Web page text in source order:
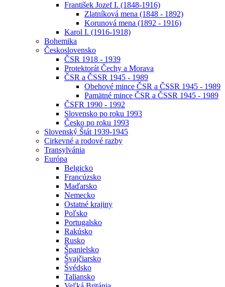
František Jozef I. (1848-1916)
Zlatníková mena (1848 - 1892)
Korunová mena (1892 - 1916)
Karol I. (1916-1918)
Bohemika
Československo
ČSR 1918 - 1939
Protektorát Čechy a Morava
ČSR a ČSSR 1945 - 1989
Obehové mince ČSR a ČSSR 1945 - 1989
Pamätné mince ČSR a ČSSR 1945 - 1989
ČSFR 1990 - 1992
Slovensko po roku 1993
Česko po roku 1993
Slovenský Štát 1939-1945
Cirkevné a rodové razby
Transylvánia
Európa
Belgicko
Francúzsko
Maďarsko
Nemecko
Ostatné krajiny
Poľsko
Portugalsko
Rakúsko
Rusko
Španielsko
Švajčiarsko
Švédsko
Taliansko